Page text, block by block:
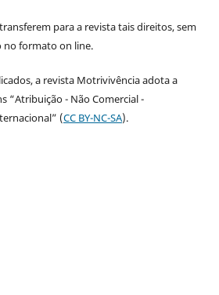
para a revista tais direitos, sem
no formato on line.
a revista Motrivivência adota a
“Atribuição - Não Comercial -
(CC BY-NC-SA).